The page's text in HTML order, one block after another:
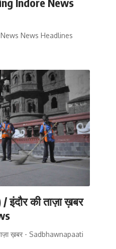
News Headlines
इंदौर की ताज़ा ख़बर
ख़बर - Sadbhawnapaati